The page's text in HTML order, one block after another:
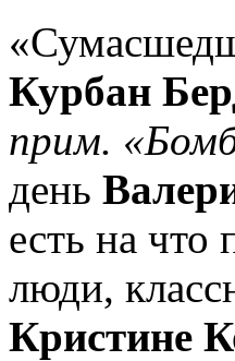
Курбан
прим.
день
есть на
люди,
Кристине